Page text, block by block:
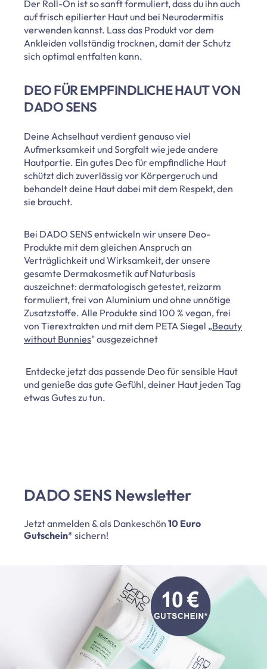
Der Roll-On ist so sanft formuliert, dass du ihn auch
auf frisch epilierter Haut und bei Neurodermitis
verwenden kannst. Lass das Produkt vor dem
Ankleiden vollständig trocknen, damit der Schutz
sich optimal entfalten kann.
DEO FÜR EMPFINDLICHE HAUT VON
DADO SENS
Deine Achselhaut verdient genauso viel
Aufmerksamkeit und Sorgfalt wie jede andere
Hautpartie. Ein gutes Deo für empfindliche Haut
schützt dich zuverlässig vor Körpergeruch und
behandelt deine Haut dabei mit dem Respekt, den
sie braucht.
Bei DADO SENS entwickeln wir unsere Deo-
Produkte mit dem gleichen Anspruch an
Verträglichkeit und Wirksamkeit, der unsere
gesamte Dermakosmetik auf Naturbasis
auszeichnet: dermatologisch getestet, reizarm
formuliert, frei von Aluminium und ohne unnötige
Zusatzstoffe. Alle Produkte sind 100 % vegan, frei
von Tierextrakten und mit dem PETA Siegel „Beauty
without Bunnies" ausgezeichnet
Entdecke jetzt das passende Deo für sensible Haut
und genieße das gute Gefühl, deiner Haut jeden Tag
etwas Gutes zu tun.
DADO SENS Newsletter
Jetzt anmelden & als Dankeschön 10 Euro
Gutschein* sichern!